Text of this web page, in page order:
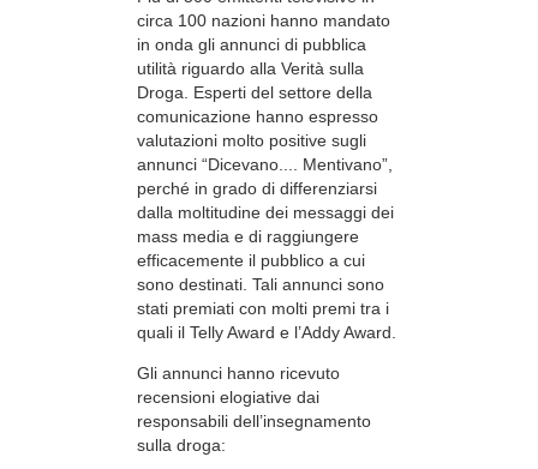
circa 100 nazioni hanno mandato
in onda gli annunci di pubblica
utilità riguardo alla Verità sulla
Droga. Esperti del settore della
comunicazione hanno espresso
valutazioni molto positive sugli
annunci “Dicevano.... Mentivano”,
perché in grado di differenziarsi
dalla moltitudine dei messaggi dei
mass media e di raggiungere
efficacemente il pubblico a cui
sono destinati. Tali annunci sono
stati premiati con molti premi tra i
quali il Telly Award e l’Addy Award.
Gli annunci hanno ricevuto
recensioni elogiative dai
responsabili dell’insegnamento
sulla droga: